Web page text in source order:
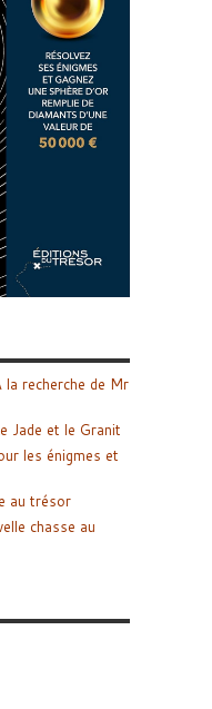
recherche de Mr
Jade et le Granit
les énigmes et
au trésor
chasse au